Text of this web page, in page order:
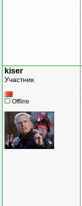
kiser
Участник
Offline